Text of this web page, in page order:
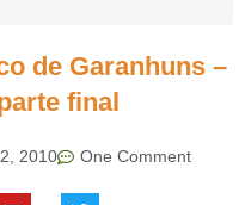
de Garanhuns –
final
2010 One Comment